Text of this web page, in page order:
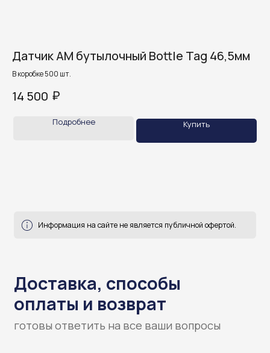
Датчик АМ бутылочный Bottle Tag 46,5мм
В коробке 500 шт.
14 500 ₽
Подробнее Купить
Информация на сайте не является публичной офертой.
оплаты и возврат